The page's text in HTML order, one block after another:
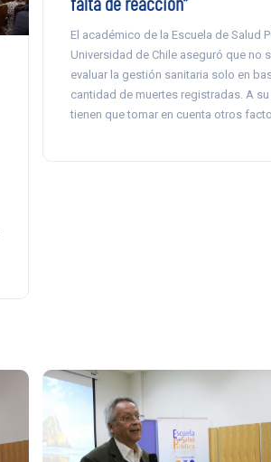
El académico de la Escuela de Salud
Universidad de Chile aseguró que no
evaluar la gestión sanitaria solo en
cantidad de muertes registradas. A
tienen que tomar en cuenta otros